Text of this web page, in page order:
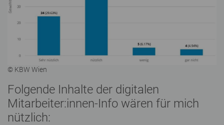
© KBW Wien
Folgende Inhalte der digitalen
Mitarbeiter:innen-Info wären für mich
nützlich: